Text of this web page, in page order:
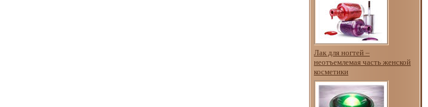
Лак для ногтей –
неотъемлемая часть женской
косметики